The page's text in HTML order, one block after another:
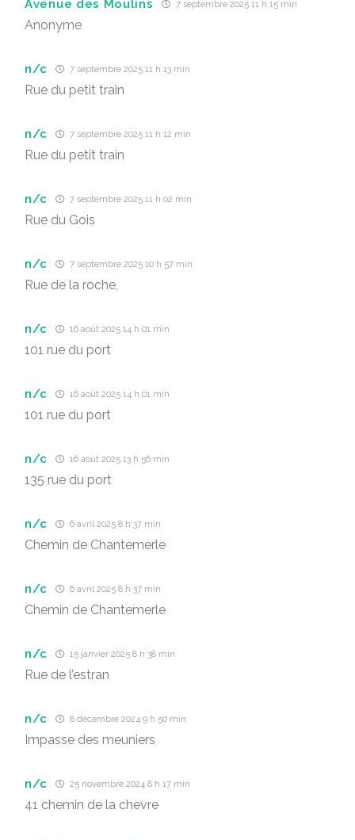
Avenue des Moulins 7 septembre 2025 11 h 15 min
Anonyme
n/c 7 septembre 2025 11 h 13 min
Rue du petit train
n/c 7 septembre 2025 11 h 12 min
Rue du petit train
n/c 7 septembre 2025 11 h 02 min
Rue du Gois
n/c 7 septembre 2025 10 h 57 min
Rue de la roche,
n/c 16 août 2025 14 h 01 min
101 rue du port
n/c 16 août 2025 14 h 01 min
101 rue du port
n/c 16 août 2025 13 h 56 min
135 rue du port
n/c 6 avril 2025 8 h 37 min
Chemin de Chantemerle
n/c 6 avril 2025 8 h 37 min
Chemin de Chantemerle
n/c 15 janvier 2025 8 h 38 min
Rue de l’estran
n/c 8 décembre 2024 9 h 50 min
Impasse des meuniers
n/c 25 novembre 2024 8 h 17 min
41 chemin de la chevre